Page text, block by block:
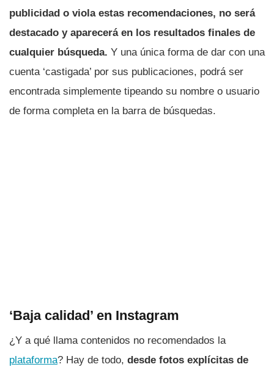
publicidad o viola estas recomendaciones, no será
destacado y aparecerá en los resultados finales de
cualquier búsqueda. Y una única forma de dar con una
cuenta ‘castigada’ por sus publicaciones, podrá ser
encontrada simplemente tipeando su nombre o usuario
de forma completa en la barra de búsquedas.
‘Baja calidad’ en Instagram
¿Y a qué llama contenidos no recomendados la
plataforma? Hay de todo, desde fotos explícitas de